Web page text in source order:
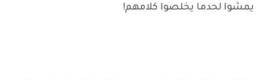
يمشوا لحدما يخلصوا كلامهم!